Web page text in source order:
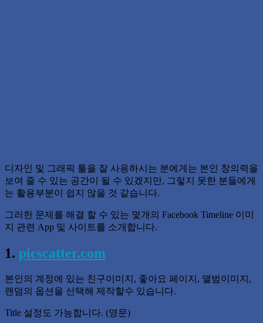
디자인 및 그래픽 툴을 잘 사용하시는 분에게는 본인 창의력을
보여 줄 수 있는 공간이 될 수 있겠지만, 그렇지 못한 분들에게
는 활용부분이 쉽지 않을 것 같습니다.
그러한 문제를 해결 할 수 있는 몇개의 Facebook Timeline 이미
지 관련 App 및 사이트를 소개합니다.
1. picscatter.com
본인의 계정에 있는 친구이미지, 좋아요 페이지, 앨범이미지,
랜덤의 옵션을 선택해 제작할수 있습니다.
Title 설정도 가능합니다. (영문)